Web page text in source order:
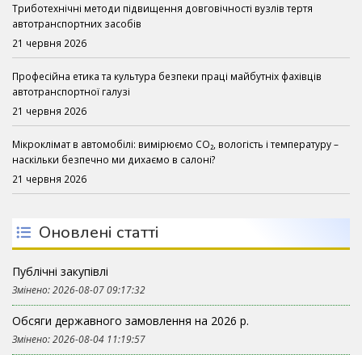
Триботехнічні методи підвищення довговічності вузлів тертя
автотранспортних засобів
21 червня 2026
Професійна етика та культура безпеки праці майбутніх фахівців
автотранспортної галузі
21 червня 2026
Мікроклімат в автомобілі: вимірюємо CO₂, вологість і температуру –
наскільки безпечно ми дихаємо в салоні?
21 червня 2026
Оновлені статті
Публічні закупівлі
Змінено: 2026-08-07 09:17:32
Обсяги державного замовлення на 2026 р.
Змінено: 2026-08-04 11:19:57